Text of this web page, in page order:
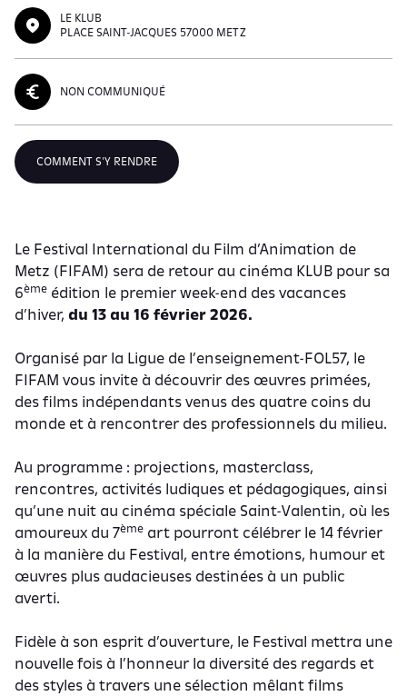
LE KLUB
PLACE SAINT-JACQUES 57000 METZ
NON COMMUNIQUÉ
COMMENT S'Y RENDRE
Le Festival International du Film d’Animation de
Metz (FIFAM) sera de retour au cinéma KLUB pour sa
6ème édition le premier week-end des vacances
d’hiver, du 13 au 16 février 2026.
Organisé par la Ligue de l’enseignement-FOL57, le
FIFAM vous invite à découvrir des œuvres primées,
des films indépendants venus des quatre coins du
monde et à rencontrer des professionnels du milieu.
Au programme : projections, masterclass,
rencontres, activités ludiques et pédagogiques, ainsi
qu’une nuit au cinéma spéciale Saint-Valentin, où les
amoureux du 7ème art pourront célébrer le 14 février
à la manière du Festival, entre émotions, humour et
œuvres plus audacieuses destinées à un public
averti.
Fidèle à son esprit d’ouverture, le Festival mettra une
nouvelle fois à l’honneur la diversité des regards et
des styles à travers une sélection mêlant films